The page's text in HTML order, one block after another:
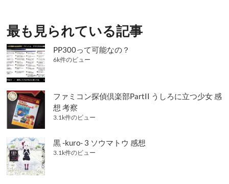
ー
シ
ョ
ン
最も見られている記事
PP300って可能なの？
6k件のビュー
ファミコン探偵倶楽部PartII うしろに立つ少女 感
想 考察
3.1k件のビュー
黒 -kuro- 3 ソウマトウ 感想
3.1k件のビュー